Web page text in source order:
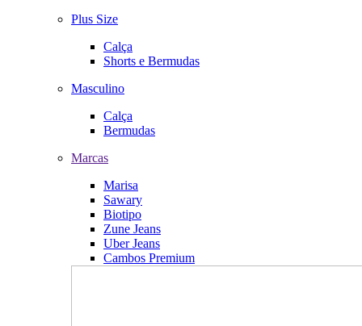
Plus Size
Calça
Shorts e Bermudas
Masculino
Calça
Bermudas
Marcas
Marisa
Sawary
Biotipo
Zune Jeans
Uber Jeans
Cambos Premium